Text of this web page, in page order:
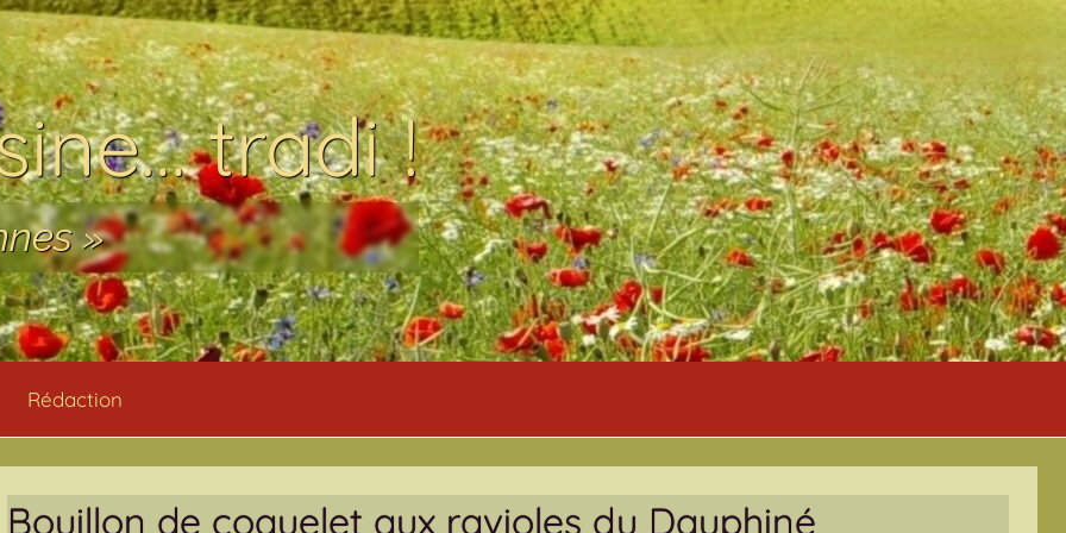
tradi !
»
Rédaction
Bouillon de coquelet aux ravioles du Dauphiné